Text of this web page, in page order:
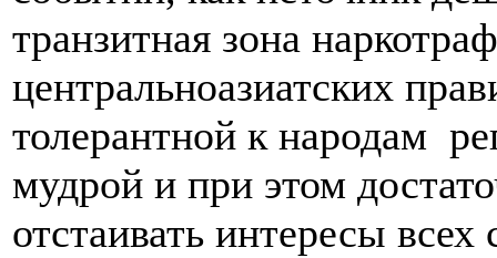
транзитная зона
центральноазиатских
толерантной к народам
мудрой и при этом
отстаивать интересы всех